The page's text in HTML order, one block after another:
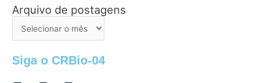
Arquivo de postagens
Arquivo
Siga o CRBio-04